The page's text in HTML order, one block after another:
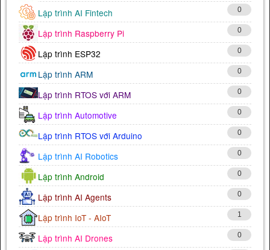
Lập trình AI Fintech 0
Lập trình Raspberry Pi 0
Lập trình ESP32 0
Lập trình ARM 0
Lập trình RTOS với ARM 0
Lập trình Automotive 0
Lập trình RTOS với Arduino 0
Lập trình AI Robotics 0
Lập trình Android 0
Lập trình AI Agents 0
Lập trình IoT - AIoT 1
Lập trình AI Drones 0